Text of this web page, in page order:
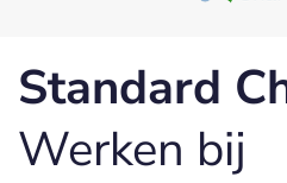
Standard
Werken bij